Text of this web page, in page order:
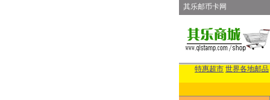
其乐邮币卡网
特惠超市 世界各地邮品